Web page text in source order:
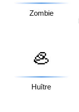
Zombie
🦪
Huître